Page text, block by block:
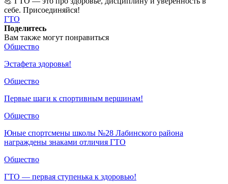
себе. Присоединяйся!
ГТО
Поделитесь
Вам также могут понравиться
Общество
Эстафета здоровья!
Общество
Первые шаги к спортивным вершинам!
Общество
Юные спортсмены школы №28 Лабинского района
награждены знаками отличия ГТО
Общество
ГТО — первая ступенька к здоровью!